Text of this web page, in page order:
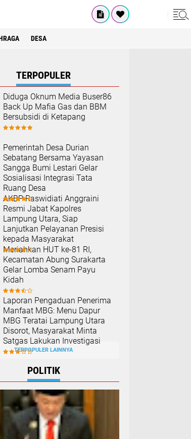
DESA
TERPOPULER
Diduga Oknum Media Buser86
Back Up Mafia Gas dan BBM
Bersubsidi di Ketapang
Pemerintah Desa Durian
Sebatang Bersama Yayasan
Sangga Bumi Lestari Gelar
Sosialisasi Integrasi Tata
Ruang Desa
AKBP Raswidiati Anggraini
Resmi Jabat Kapolres
Lampung Utara, Siap
Lanjutkan Pelayanan Presisi
kepada Masyarakat
Meriahkan HUT ke-81 RI,
Kecamatan Abung Surakarta
Gelar Lomba Senam Payu
Kidah
Laporan Pengaduan Penerima
Manfaat MBG: Menu Dapur
MBG Teratai Lampung Utara
Disorot, Masyarakat Minta
Satgas Lakukan Investigasi
TERPOPULER LAINNYA
POLITIK